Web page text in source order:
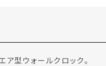
型ウォールクロック。